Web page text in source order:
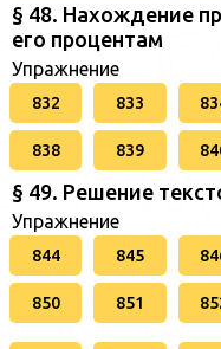
§ 48. Нахождение
его процентам
Упражнение
832 833
838 839
§ 49. Решение
Упражнение
844 845
850 851